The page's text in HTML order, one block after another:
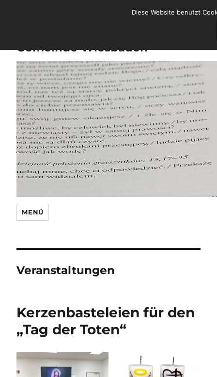
Gemeinde Wiesbaden
MENÜ
Veranstaltungen
Kerzenbasteleien für den
„Tag der Toten“
Diese Website benutzt